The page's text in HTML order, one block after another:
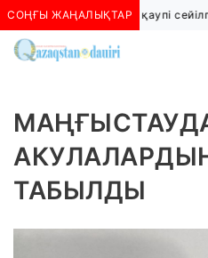
СОҢҒЫ ЖАҢАЛЫҚТАР
Алматыда көшкін қаупі
АКУЛАЛАРДЫҢ
ТАБЫЛДЫ